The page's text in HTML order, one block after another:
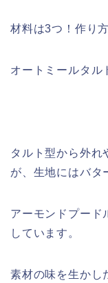
材料は3つ！作り
オートミールタル
タルト型から外れ
が、生地にはバタ
アーモンドプード
しています。
素材の味を生かし